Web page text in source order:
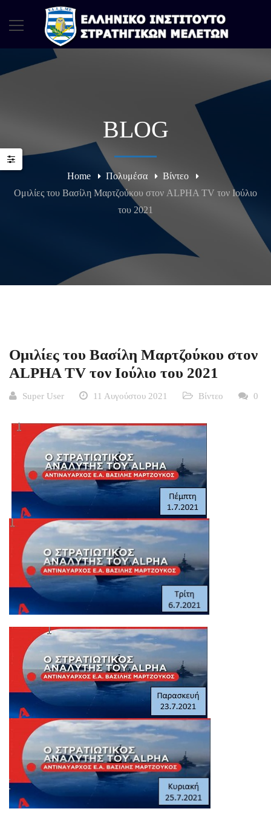
BLOG
Home Πολυμέσα
Βίντεο
Ομιλίες του Βασίλη Μαρτζούκου στον ALPHA TV τον Ιούλιο
του 2021
Ομιλίες του Βασίλη Μαρτζούκου στον
ALPHA TV τον Ιούλιο του 2021
Super User 11 Αυγούστου 2021 Βίντεο 0